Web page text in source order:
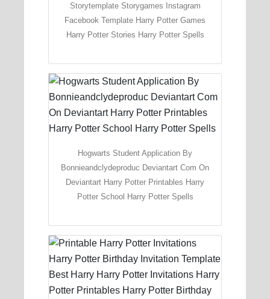
Storytemplate Storygames Instagram
Facebook Template Harry Potter Games
Harry Potter Stories Harry Potter Spells
Hogwarts Student Application By
Bonnieandclydeproduc Deviantart Com On
Deviantart Harry Potter Printables Harry
Potter School Harry Potter Spells